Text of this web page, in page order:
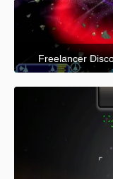
Freelancer
26. April